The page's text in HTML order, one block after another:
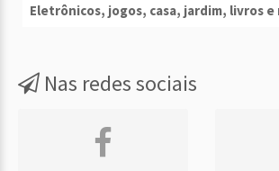
Eletrônicos, jogos, casa, jardim, livros e
Nas redes sociais